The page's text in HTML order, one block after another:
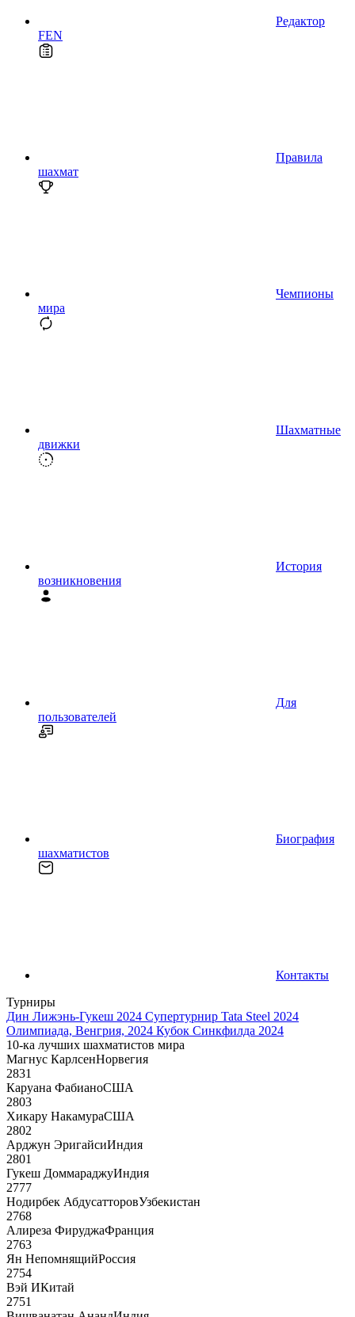
Редактор
FEN
Правила
шахмат
Чемпионы
мира
Шахматные
движки
История
возникновения
Для
пользователей
Биография
шахматистов
Контакты
Турниры
Дин Лижэнь-Гукеш 2024 Супертурнир Tata Steel 2024
Олимпиада, Венгрия, 2024 Кубок Синкфилда 2024
10-ка лучших шахматистов мира
Магнус КарлсенНорвегия
2831
Каруана ФабианоСША
2803
Хикару НакамураСША
2802
Арджун ЭригайсиИндия
2801
Гукеш ДоммараджуИндия
2777
Нодирбек АбдусатторовУзбекистан
2768
Алиреза ФируджаФранция
2763
Ян НепомнящийРоссия
2754
Вэй ИКитай
2751